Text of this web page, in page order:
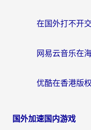
国外加速国内游戏